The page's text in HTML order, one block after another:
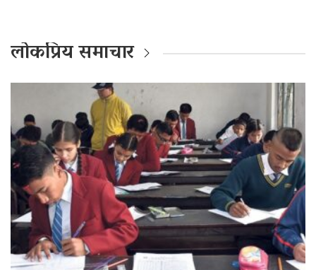
लोकप्रिय समाचार